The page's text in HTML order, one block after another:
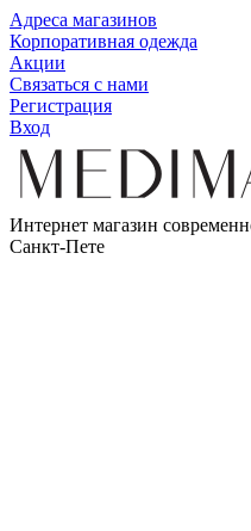
Адреса магазинов
Корпоративная одежда
Акции
Связаться с нами
Регистрация
Вход
Интернет магазин
Санкт-Пете